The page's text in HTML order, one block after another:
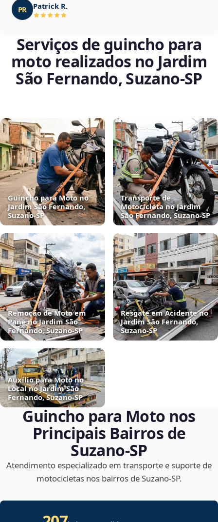
PR Patrick R.
Serviços de guincho para
moto realizados no Jardim
São Fernando, Suzano‑SP
Guincho para Moto no
Jardim São Fernando,
Suzano‑SP
Transporte de
Motocicleta no Jardim
São Fernando, Suzano‑SP
Remoção de Moto em
Pane no Jardim São
Fernando, Suzano‑SP
Resgate em Acidente no
Jardim São Fernando,
Suzano‑SP
Auxílio para Moto no
Local no Jardim São
Fernando, Suzano‑SP
Guincho para Moto nos
Principais Bairros de
Suzano‑SP
Atendimento especializado em transporte e suporte de
motocicletas nos bairros de Suzano‑SP.